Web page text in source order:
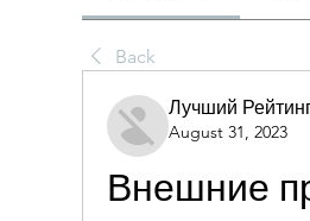
Back
Лучший
August 31, 2023
Внешние